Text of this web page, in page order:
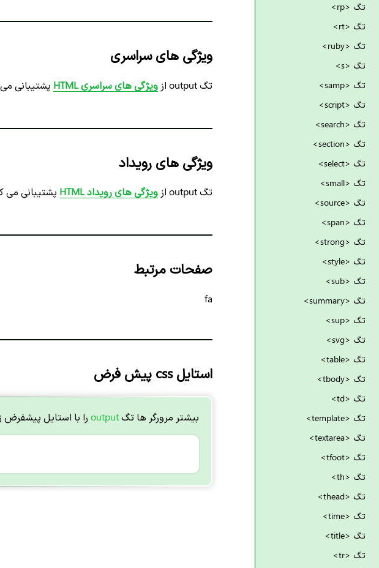
ویژگی های سراسری
تگ output از ویژگی های سراسری HTML پشتیبانی
ویژگی های رویداد
تگ output از ویژگی های رویداد HTML پشتیبانی می
صفحات مرتبط
fa
استایل css پیش فرض
بیشتر مرورگر ها تگoutputرا با استایل
تگ <rp>
تگ <rt>
تگ <ruby>
تگ <s>
تگ <samp>
تگ <script>
تگ <search>
تگ <section>
تگ <select>
تگ <small>
تگ <source>
تگ <span>
تگ <strong>
تگ <style>
تگ <sub>
تگ <summary>
تگ <sup>
تگ <svg>
تگ <table>
تگ <tbody>
تگ <td>
تگ <template>
تگ <textarea>
تگ <tfoot>
تگ <th>
تگ <thead>
تگ <time>
تگ <title>
تگ <tr>